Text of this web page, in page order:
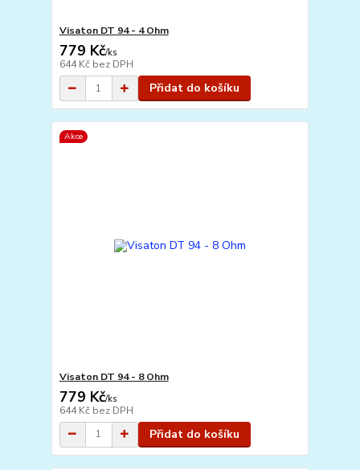
Visaton DT 94 - 4 Ohm
779 Kč/ks
644 Kč bez DPH
Přidat do košíku
Akce
Visaton DT 94 - 8 Ohm
779 Kč/ks
644 Kč bez DPH
Přidat do košíku